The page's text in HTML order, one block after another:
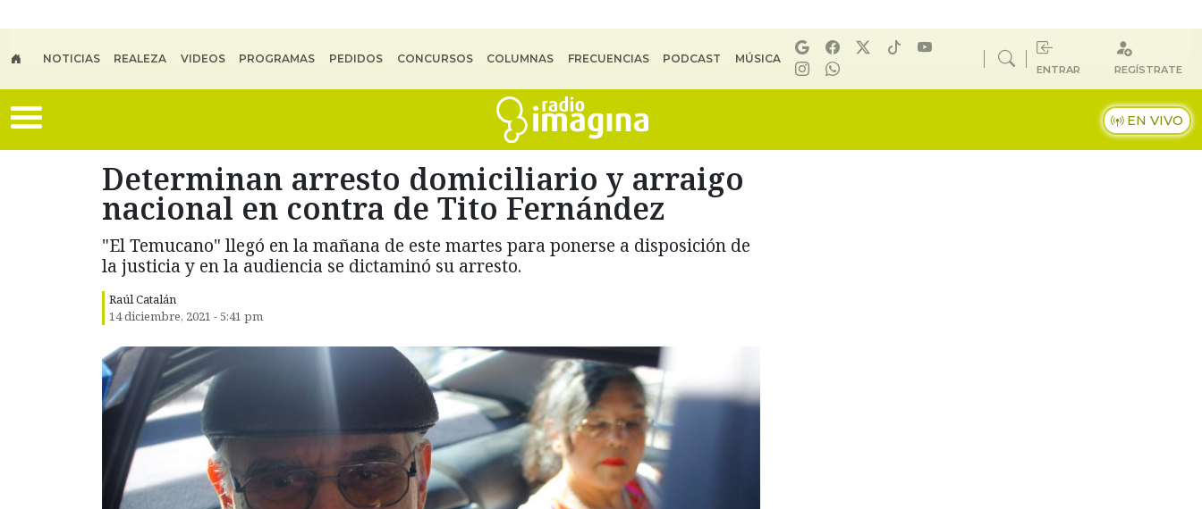
NOTICIAS REALEZA VIDEOS PROGRAMAS PEDIDOS CONCURSOS COLUMNAS FRECUENCIAS PODCAST MÚSICA
ENTRAR REGÍSTRATE
EN VIVO
Determinan arresto domiciliario y arraigo
nacional en contra de Tito Fernández
"El Temucano" llegó en la mañana de este martes para ponerse a disposición de
la justicia y en la audiencia se dictaminó su arresto.
Raúl Catalán
14 diciembre, 2021 - 5:41 pm